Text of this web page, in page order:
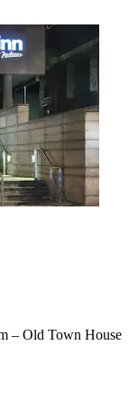
– Old Town House